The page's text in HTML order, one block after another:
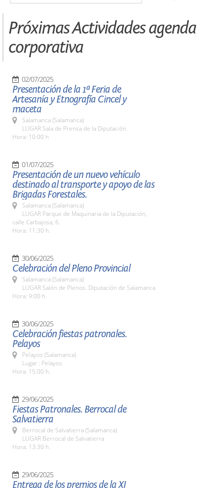
Próximas Actividades agenda
corporativa
02/07/2025
Presentación de la 1ª Feria de
Artesanía y Etnografía Cincel y
maceta
Salamanca (Salamanca)
LUGAR Sala de Prensa de la Diputación.
Hora: 10:00 h
01/07/2025
Presentación de un nuevo vehículo
destinado al transporte y apoyo de las
Brigadas Forestales.
Salamanca (Salamanca)
LUGAR Parque de Maquinaria de la Diputación,
calle Carbajosa, 6.
Hora: 11:30 h.
30/06/2025
Celebración del Pleno Provincial
Salamanca (Salamanca)
LUGAR Salón de Plenos. Diputación de Salamanca
Hora: 9:00 h.
30/06/2025
Celebración fiestas patronales.
Pelayos
Pelayos (Salamanca)
Lugar : Pelayos
Hora: 15:00 h.
29/06/2025
Fiestas Patronales. Berrocal de
Salvatierra
Berrocal de Salvatierra (Salamanca)
LUGAR Berrocal de Salvatierra
Hora: 13:30 h.
29/06/2025
Entrega de los premios de la XI